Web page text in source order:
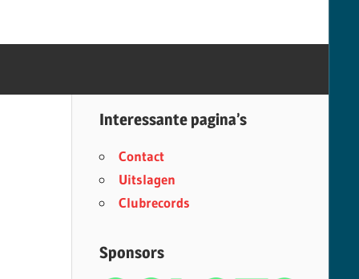
Interessante pagina’s
Contact
Uitslagen
Clubrecords
Sponsors